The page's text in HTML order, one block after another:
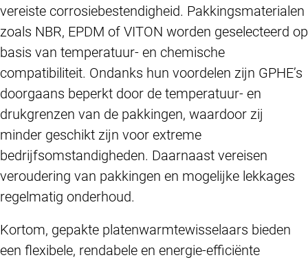
vereiste corrosiebestendigheid. Pakkingsmaterialen
zoals NBR, EPDM of VITON worden geselecteerd op
basis van temperatuur- en chemische
compatibiliteit. Ondanks hun voordelen zijn GPHE’s
doorgaans beperkt door de temperatuur- en
drukgrenzen van de pakkingen, waardoor zij
minder geschikt zijn voor extreme
bedrijfsomstandigheden. Daarnaast vereisen
veroudering van pakkingen en mogelijke lekkages
regelmatig onderhoud.
Kortom, gepakte platenwarmtewisselaars bieden
een flexibele, rendabele en energie-efficiënte